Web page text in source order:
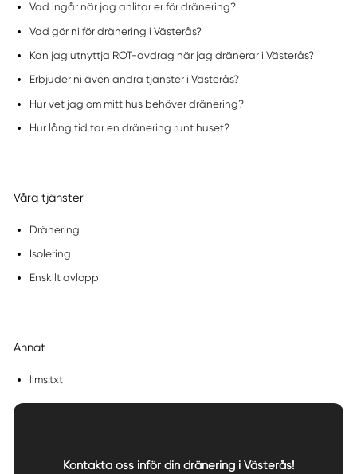
Vad ingår när jag anlitar er för dränering?
Vad gör ni för dränering i Västerås?
Kan jag utnyttja ROT-avdrag när jag dränerar i Västerås?
Erbjuder ni även andra tjänster i Västerås?
Hur vet jag om mitt hus behöver dränering?
Hur lång tid tar en dränering runt huset?
Våra tjänster
Dränering
Isolering
Enskilt avlopp
Annat
llms.txt
Kontakta oss inför din dränering i Västerås!